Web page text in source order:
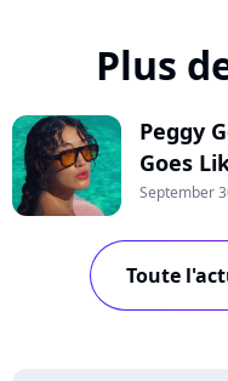
Plus
Peggy
Goes
September
Toute